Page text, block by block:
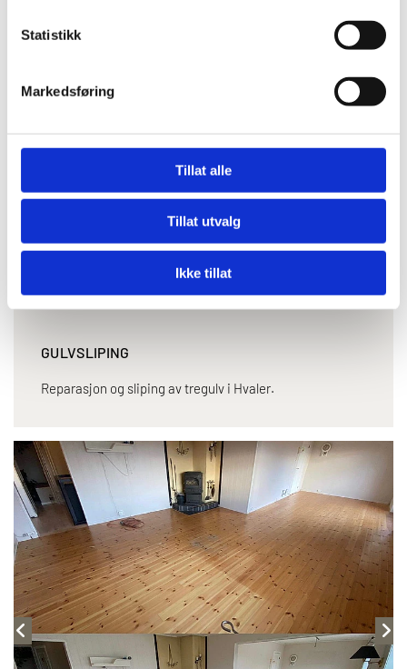
Statistikk
Markedsføring
Tillat alle
Tillat utvalg
Ikke tillat
GULVSLIPING
Reparasjon og sliping av tregulv i Hvaler.